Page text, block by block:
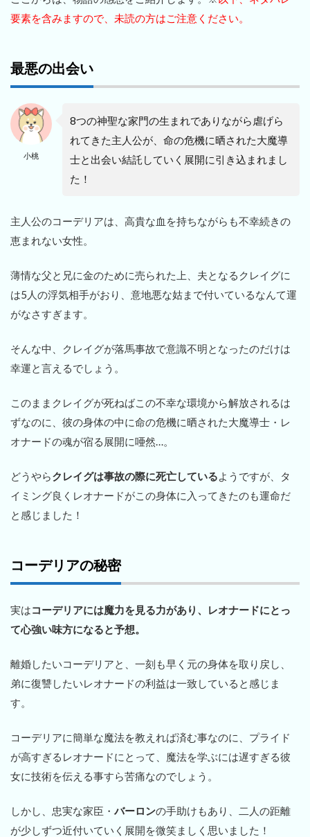
要素を含みますので、未読の方はご注意ください。
最悪の出会い
小桃
8つの神聖な家門の生まれでありながら虐げら
れてきた主人公が、命の危機に晒された大魔導
士と出会い結託していく展開に引き込まれまし
た！
主人公のコーデリアは、高貴な血を持ちながらも不幸続きの
恵まれない女性。
薄情な父と兄に金のために売られた上、夫となるクレイグに
は5人の浮気相手がおり、意地悪な姑まで付いているなんて運
がなさすぎます。
そんな中、クレイグが落馬事故で意識不明となったのだけは
幸運と言えるでしょう。
このままクレイグが死ねばこの不幸な環境から解放されるは
ずなのに、彼の身体の中に命の危機に晒された大魔導士・レ
オナードの魂が宿る展開に唖然…。
どうやらクレイグは事故の際に死亡しているようですが、タ
イミング良くレオナードがこの身体に入ってきたのも運命だ
と感じました！
コーデリアの秘密
実はコーデリアには魔力を見る力があり、レオナードにとっ
て心強い味方になると予想。
離婚したいコーデリアと、一刻も早く元の身体を取り戻し、
弟に復讐したいレオナードの利益は一致していると感じま
す。
コーデリアに簡単な魔法を教えれば済む事なのに、プライド
が高すぎるレオナードにとって、魔法を学ぶには遅すぎる彼
女に技術を伝える事すら苦痛なのでしょう。
しかし、忠実な家臣・ バーロンの手助けもあり、二人の距離
が少しずつ近付いていく展開を微笑ましく思いました！